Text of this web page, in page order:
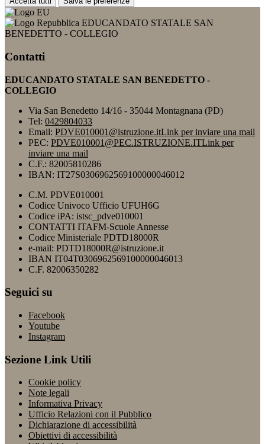
EDUCANDATO STATALE SAN
BENEDETTO - COLLEGIO
Contatti
EDUCANDATO STATALE SAN BENEDETTO -
COLLEGIO
Via San Benedetto 14/16 - 35044 Montagnana (PD)
Tel: 0429804033
Email: PDVE010001@istruzione.itLink per inviare una mail
PEC: PDVE010001@PEC.ISTRUZIONE.ITLink per
inviare una mail
C.F.: 82005810286
IBAN: IT27S0306962569100000046012
C.M. PDVE010001
Codice Univoco Ufficio UFUH6G
Codice iPA: istsc_pdve010001
CONTATTI ITAFM-Scuole Annesse
Codice Ministeriale PDTD18000R
e-mail: PDTD18000R@istruzione.it
IBAN IT04T0306962569100000046013
C.F. 82006350282
Seguici su
Facebook
Youtube
Instagram
Sezione Link Utili
Cookie policy
Note legali
Informativa Privacy
Ufficio Relazioni con il Pubblico
Dichiarazione di accessibilità
Obiettivi di accessibilità